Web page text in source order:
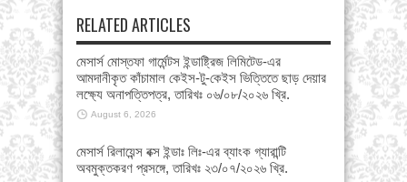
RELATED ARTICLES
মেসার্স মোস্তফা গার্মেন্টস ইন্ডাষ্ট্রিজ লিমিটেড-এর
আমদানীকৃত কাঁচামাল কেইস-টু-কেইস ভিত্তিতে ছাড় দেয়ার
লক্ষ্যে অনাপত্তিপত্র, তারিখঃ ০৬/০৮/২০২৬ খ্রি.
August 6, 2026
মেসার্স রিলায়েন্স বক্স ইন্ডাঃ লিঃ-এর ব্যাংক গ্যারান্টি
অবমুক্তকরণ প্রসঙ্গে, তারিখঃ ২৩/০৭/২০২৬ খ্রি.